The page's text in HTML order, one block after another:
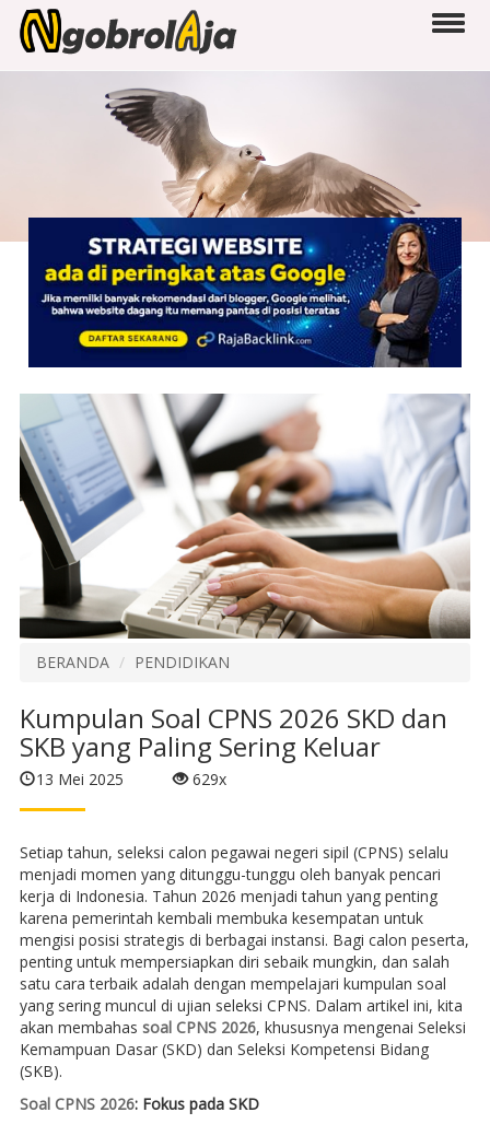
BERANDA PENDIDIKAN
Kumpulan Soal CPNS 2026 SKD dan
SKB yang Paling Sering Keluar
13 Mei 2025 629x
Setiap tahun, seleksi calon pegawai negeri sipil (CPNS) selalu
menjadi momen yang ditunggu-tunggu oleh banyak pencari
kerja di Indonesia. Tahun 2026 menjadi tahun yang penting
karena pemerintah kembali membuka kesempatan untuk
mengisi posisi strategis di berbagai instansi. Bagi calon peserta,
penting untuk mempersiapkan diri sebaik mungkin, dan salah
satu cara terbaik adalah dengan mempelajari kumpulan soal
yang sering muncul di ujian seleksi CPNS. Dalam artikel ini, kita
akan membahas soal CPNS 2026, khususnya mengenai Seleksi
Kemampuan Dasar (SKD) dan Seleksi Kompetensi Bidang
(SKB).
Soal CPNS 2026: Fokus pada SKD